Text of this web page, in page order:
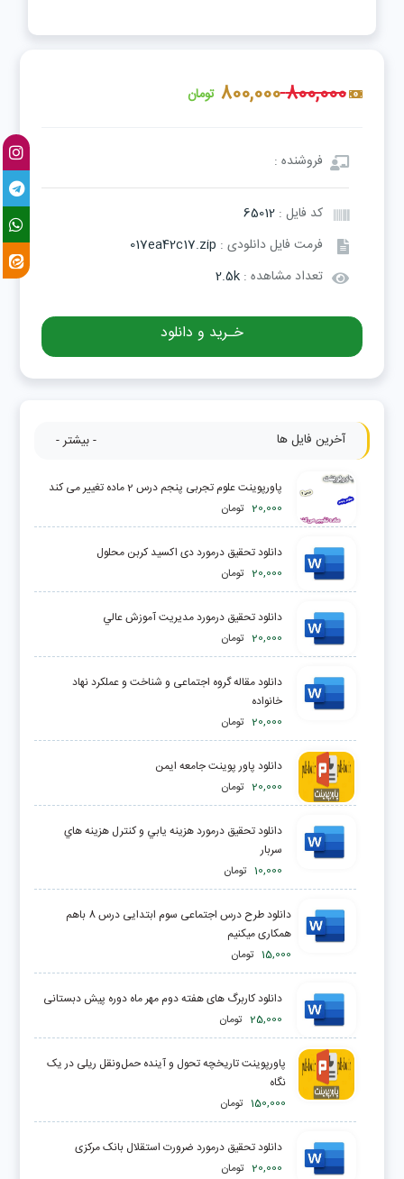
800,000
800,000 تومان
فروشنده :
کد فایل :65012
فرمت فایل دانلودی : 017ea42c17.zip
تعداد مشاهده :2.5k
خـرید و دانلود
آخرین فایل ها - بیشتر -
پاورپوینت علوم تجربی پنجم درس 2 ماده تغییر می کند
20,000 تومان
دانلود تحقیق درمورد دی اکسید کربن محلول
20,000 تومان
دانلود تحقیق درمورد مديريت آموزش عالي
20,000 تومان
دانلود مقاله گروه اجتماعی و شناخت و عملکرد نهاد
خانواده
20,000 تومان
دانلود پاور پوینت جامعه ایمن
20,000 تومان
دانلود تحقیق درمورد هزينه يابي و کنترل هزينه هاي
سربار
10,000 تومان
دانلود طرح درس اجتماعی سوم ابتدایی درس 8 باهم
همکاری میکنیم
15,000 تومان
دانلود کاربرگ های هفته دوم مهر ماه دوره پیش دبستانی
25,000 تومان
پاورپوینت تاریخچه تحول و آینده حمل‌ونقل ریلی در یک
نگاه
150,000 تومان
دانلود تحقیق درمورد ضرورت استقلال بانک مرکزی
20,000 تومان